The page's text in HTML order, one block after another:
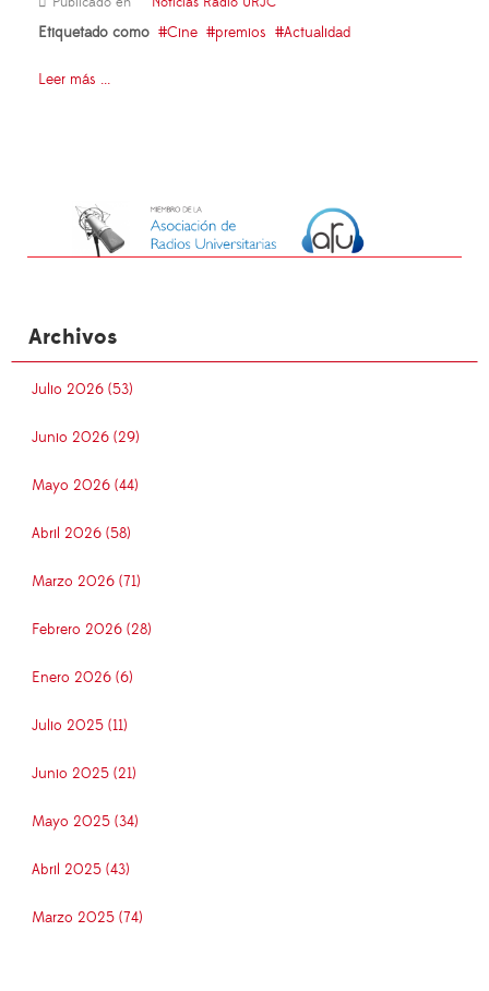
Etiquetado como Cine premios Actualidad
Leer más ...
Archivos
Julio 2026 (53)
Junio 2026 (29)
Mayo 2026 (44)
Abril 2026 (58)
Marzo 2026 (71)
Febrero 2026 (28)
Enero 2026 (6)
Julio 2025 (11)
Junio 2025 (21)
Mayo 2025 (34)
Abril 2025 (43)
Marzo 2025 (74)